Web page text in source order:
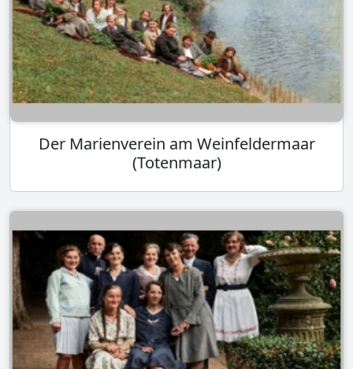
Der Marienverein am Weinfeldermaar
(Totenmaar)